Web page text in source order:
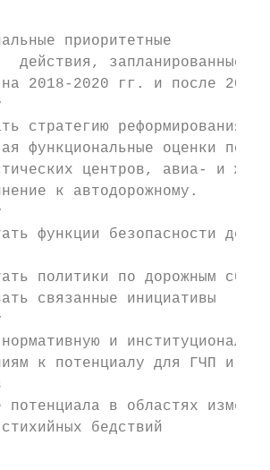
приоритетные
действия, запланированные
2018-2020 гг. и после 2020
стратегию реформирования
функциональные оценки
центров, авиа- и
к автодорожному.
функции безопасности
политики по дорожным
связанные инициативы
и
к потенциалу для ГЧП и
потенциала в областях
бедствий